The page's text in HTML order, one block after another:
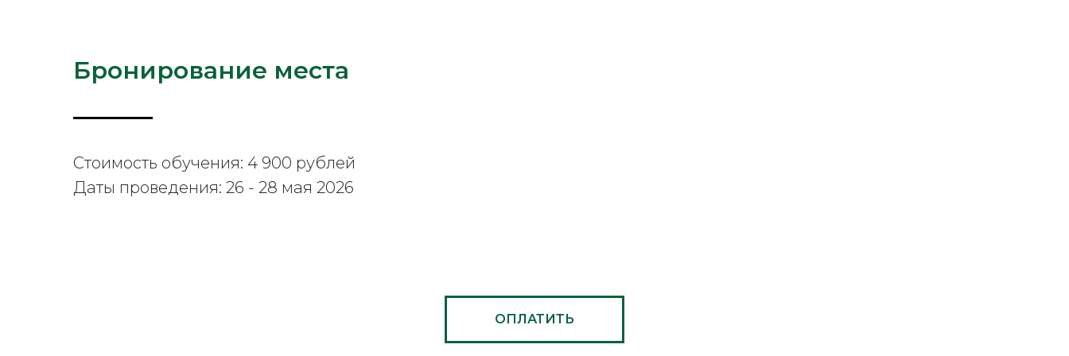
Бронирование места
Стоимость обучения: 4 900 рублей
Даты проведения: 26 - 28 мая 2026
ОПЛАТИТЬ